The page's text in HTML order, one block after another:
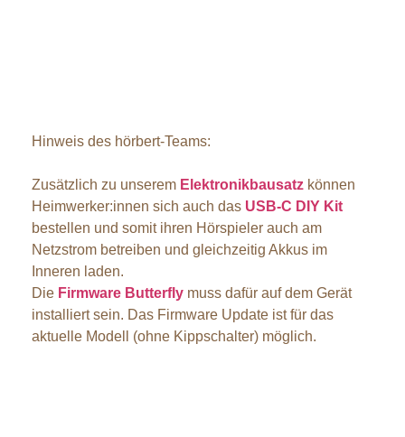
Hinweis des hörbert-Teams:
Zusätzlich zu unserem Elektronikbausatz können
Heimwerker:innen sich auch das USB-C DIY Kit
bestellen und somit ihren Hörspieler auch am
Netzstrom betreiben und gleichzeitig Akkus im
Inneren laden.
Die Firmware Butterfly muss dafür auf dem Gerät
installiert sein. Das Firmware Update ist für das
aktuelle Modell (ohne Kippschalter) möglich.